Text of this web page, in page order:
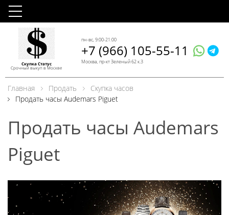
Скупка Статус
Срочный выкуп в Москве
пн-вс, 9:00-21:00
+7 (966) 105-55-11
Москва, пр-кт Зеленый 62 к.3
Главная Продать
Скупка часов
Продать часы Audemars Piguet
Продать часы Audemars
Piguet